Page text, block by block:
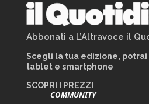
Abbonati a L’Altravoce il
Scegli la tua edizione, potrai
tablet e smartphone
SCOPRI I PREZZI
COMMUNITY